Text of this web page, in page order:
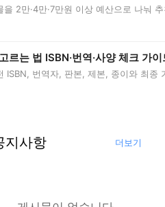
2만·4만·7만원 이상 예산으로 나눠
르는 법 ISBN·번역·사양 체크 가이
ISBN, 번역자, 판본, 제본, 종이와 최종
지사항 더보기